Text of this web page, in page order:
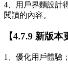
4、用戶界麵設計
閱讀的內容。
【4.7.9 新版本
1、優化用戶體驗；